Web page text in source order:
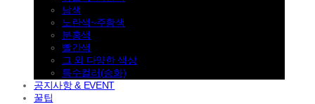
남색
노란색~주황색
분홍색
빨간색
그 외 다양한 색상
특수컬러(승화)
공지사항 & EVENT
꿀팁